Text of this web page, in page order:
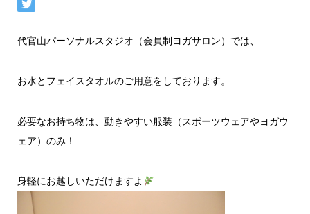
代官山パーソナルスタジオ（会員制ヨガサロン）では、
お水とフェイスタオルのご用意をしております。
必要なお持ち物は、動きやすい服装（スポーツウェアやヨガウ
ェア）のみ！
身軽にお越しいただけますよ